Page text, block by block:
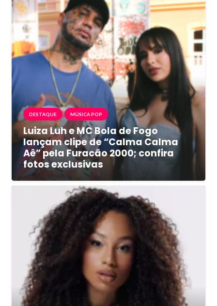
DESTAQUE MÚSICA POP
Luiza Luh e MC Bola de Fogo
lançam clipe de “Calma Calma
Aê” pela Furacão 2000; confira
fotos exclusivas